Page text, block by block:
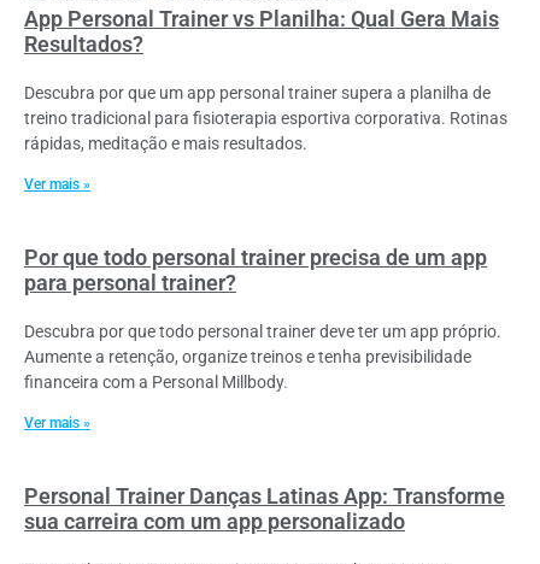
App Personal Trainer vs Planilha: Qual Gera Mais
Resultados?
Descubra por que um app personal trainer supera a planilha de
treino tradicional para fisioterapia esportiva corporativa. Rotinas
rápidas, meditação e mais resultados.
Ver mais »
Por que todo personal trainer precisa de um app
para personal trainer?
Descubra por que todo personal trainer deve ter um app próprio.
Aumente a retenção, organize treinos e tenha previsibilidade
financeira com a Personal Millbody.
Ver mais »
Personal Trainer Danças Latinas App: Transforme
sua carreira com um app personalizado